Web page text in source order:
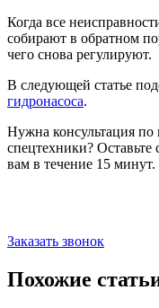
Когда все
собирают в обратном
чего снова регулируют.
В следующей статье
гидронасоса.
Нужна консультация по
спецтехники?
вам в течение 15 минут.
Заказать звонок
Похожие